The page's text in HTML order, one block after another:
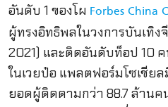
อันดับ 1 ของโผ Forbes China
ผู้ทรงอิทธิพลในวงการบันเทิ
2021) และติดอันดับท็อป 10
ในเวยป๋อ แพลตฟอร์มโซเชีย
ยอดผู้ติดตามกว่า 88.7 ล้านค